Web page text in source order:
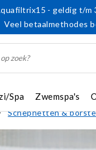
- geldig t/m
Veel betaalmethodes
Spa Zwemspa's
Schepnetten &